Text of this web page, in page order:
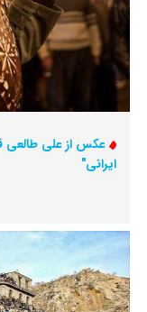
عکس از علی طالعی
ایرانی"